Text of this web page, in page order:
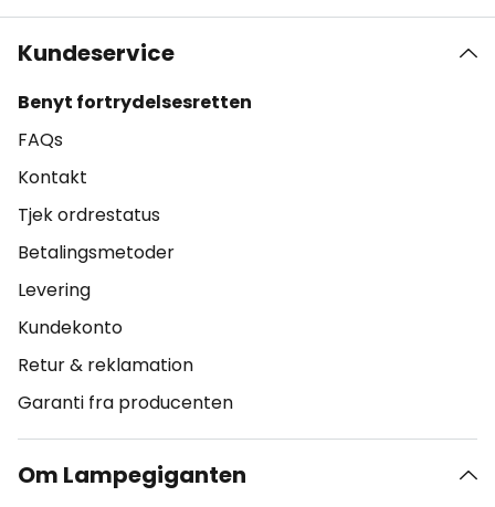
Kundeservice
Benyt fortrydelsesretten
FAQs
Kontakt
Tjek ordrestatus
Betalingsmetoder
Levering
Kundekonto
Retur & reklamation
Garanti fra producenten
Om Lampegiganten